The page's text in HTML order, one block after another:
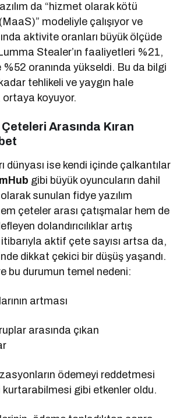
da “hizmet olarak kötü
modeliyle çalışıyor ve
aktivite oranları büyük ölçüde
Stealer’ın faaliyetleri %21,
%52 oranında yükseldi. Bu da bilgi
kadar tehlikeli ve yaygın hale
ortaya koyuyor.
Çeteleri Arasında Kıran
dünyası ise kendi içinde çalkantılar
gibi büyük oyuncuların dahil
sunulan fidye yazılım
çeteler arası çatışmalar hem de
dolandırıcılıklar artış
aktif çete sayısı artsa da,
dikkat çekici bir düşüş yaşandı.
bu durumun temel nedeni:
artması
arasında çıkan
ödemeyi reddetmesi
kurtarabilmesi gibi etkenler oldu.